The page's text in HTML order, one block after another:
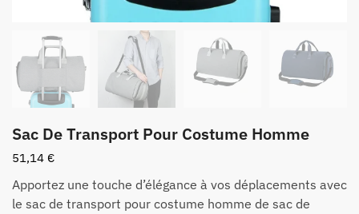
Sac De Transport Pour Costume Homme
51,14 €
Apportez une touche d’élégance à vos déplacements avec
le sac de transport pour costume homme de sac de